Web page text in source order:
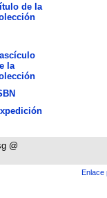
de la
la
@
Enlace